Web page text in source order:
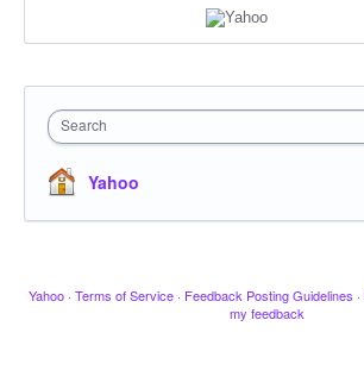
Search
Yahoo
Yahoo · Terms of Service · Feedback Posting Guidelines ·
my feedback